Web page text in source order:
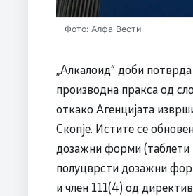
Фото: Алфа Вести
„Алкалоид“ доби
производна пракса од
откако Агенцијата
Скопје. Истите се
дозажни форми (таблети
полуцврсти дозажни
и член 111(4) од